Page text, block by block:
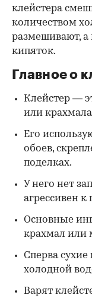
клейстера
количеством
размешивают, а
кипяток.
Главное о
Клейстер —
или
Его
обоев,
поделках.
У него нет
агрессивен к
Основные
крахмал или
Сперва
холодной
Варят